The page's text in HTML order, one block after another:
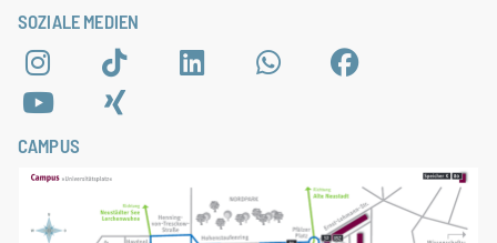
SOZIALE MEDIEN
CAMPUS